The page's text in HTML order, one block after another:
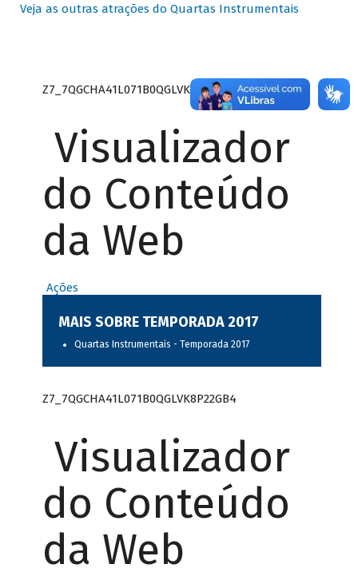
Veja as outras atrações do Quartas Instrumentais
Z7_7QGCHA41L071B0QGLVK8P22GJ7
Visualizador
do Conteúdo
da Web
Ações
MAIS SOBRE TEMPORADA 2017
Quartas Instrumentais - Temporada 2017
Z7_7QGCHA41L071B0QGLVK8P22GB4
Visualizador
do Conteúdo
da Web